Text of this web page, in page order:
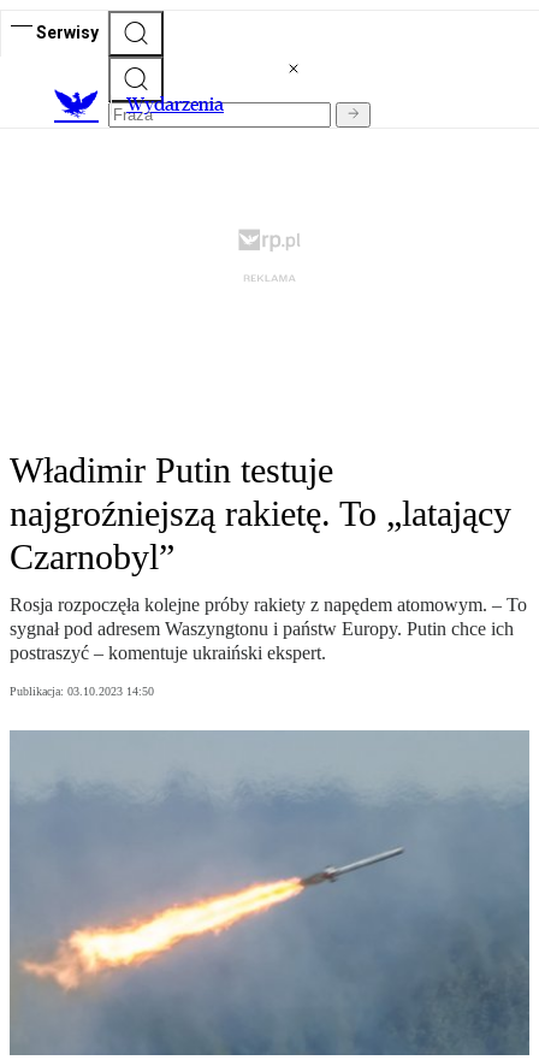
Serwisy
Wydarzenia
Władimir Putin testuje
najgroźniejszą rakietę. To „latający
Czarnobyl”
Rosja rozpoczęła kolejne próby rakiety z napędem atomowym. – To
sygnał pod adresem Waszyngtonu i państw Europy. Putin chce ich
postraszyć – komentuje ukraiński ekspert.
Publikacja: 03.10.2023 14:50